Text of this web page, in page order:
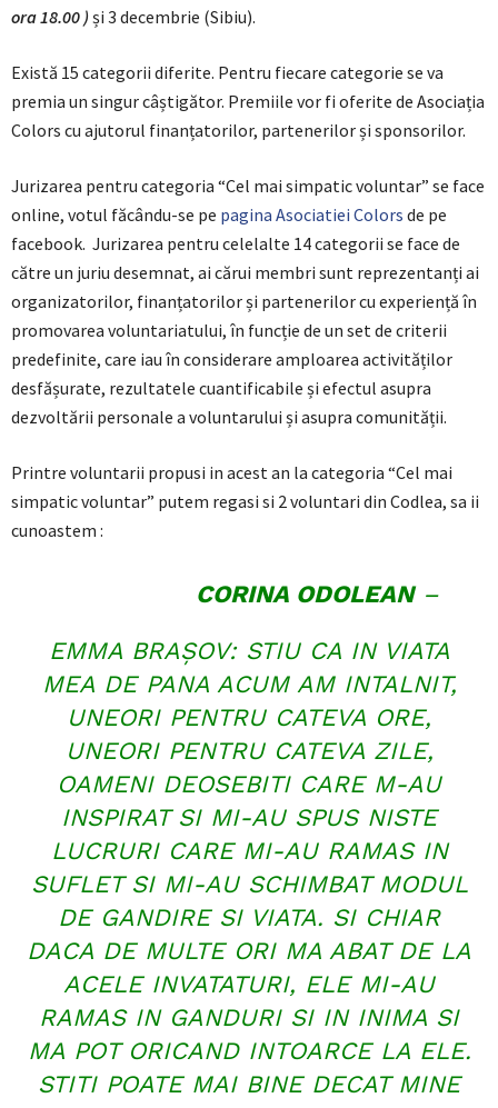
ora 18.00 )și 3 decembrie (Sibiu).
Există 15 categorii diferite. Pentru fiecare categorie se va
premia un singur câștigător. Premiile vor fi oferite de Asociația
Colors cu ajutorul finanțatorilor, partenerilor și sponsorilor.
Jurizarea pentru categoria “Cel mai simpatic voluntar” se face
online, votul făcându-se pe pagina Asociatiei Colors de pe
facebook. Jurizarea pentru celelalte 14 categorii se face de
către un juriu desemnat, ai cărui membri sunt reprezentanți ai
organizatorilor, finanțatorilor și partenerilor cu experiență în
promovarea voluntariatului, în funcție de un set de criterii
predefinite, care iau în considerare amploarea activităților
desfășurate, rezultatele cuantificabile și efectul asupra
dezvoltării personale a voluntarului și asupra comunității.
Printre voluntarii propusi in acest an la categoria “Cel mai
simpatic voluntar” putem regasi si 2 voluntari din Codlea, sa ii
cunoastem :
CORINA ODOLEAN–
EMMA BRAȘOV: STIU CA IN VIATA
MEA DE PANA ACUM AM INTALNIT,
UNEORI PENTRU CATEVA ORE,
UNEORI PENTRU CATEVA ZILE,
OAMENI DEOSEBITI CARE M-AU
INSPIRAT SI MI-AU SPUS NISTE
LUCRURI CARE MI-AU RAMAS IN
SUFLET SI MI-AU SCHIMBAT MODUL
DE GANDIRE SI VIATA. SI CHIAR
DACA DE MULTE ORI MA ABAT DE LA
ACELE INVATATURI, ELE MI-AU
RAMAS IN GANDURI SI IN INIMA SI
MA POT ORICAND INTOARCE LA ELE.
STITI POATE MAI BINE DECAT MINE